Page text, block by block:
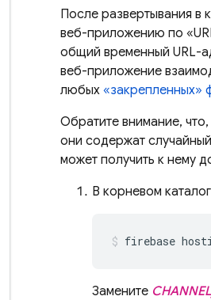
После развертывания в
веб-приложению по
общий временный URL-
веб-приложение
любых «закрепленных»
Обратите внимание,
они содержат
может получить к нему
В корневом
firebase
Замените